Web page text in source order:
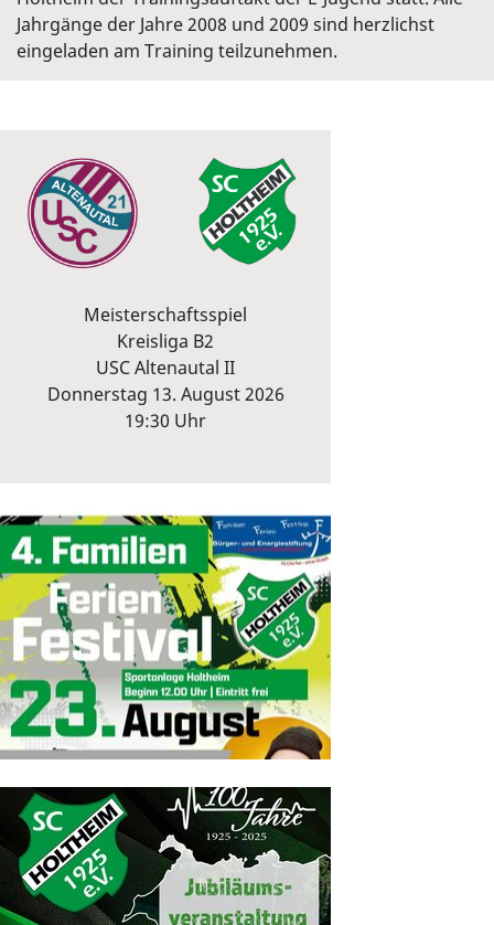
Jahrgänge der Jahre 2008 und 2009 sind herzlichst
eingeladen am Training teilzunehmen.
Meisterschaftsspiel
Kreisliga B2
USC Altenautal II
Donnerstag 13. August 2026
19:30 Uhr